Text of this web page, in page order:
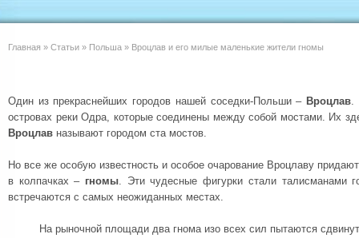
Главная » Статьи » Польша » Вроцлав и его милые маленькие жители гномы
Один из прекраснейших городов нашей соседки-Польши – Вроцлав.
островах реки Одра, которые соединены между собой мостами. Их
Вроцлав называют городом ста мостов.
Но все же особую известность и особое очарование Вроцлаву
в колпачках – гномы. Эти чудесные фигурки стали талисманами
встречаются с самых неожиданных местах.
На рыночной площади два гнома изо всех сил пытаются